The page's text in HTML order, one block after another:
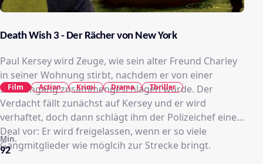
Death Wish 3 - Der Rächer von New York
Paul Kersey wird Zeuge, wie sein alter Freund Charley
in seiner Wohnung stirbt, nachdem er von einer
Straßengang zusammengeschlagen wurde. Der
Verdacht fällt zunächst auf Kersey und er wird
verhaftet, doch dann schlägt ihm der Polizeichef einen
Deal vor: Er wird freigelassen, wenn er so viele
Gangmitglieder wie möglcih zur Strecke bringt.
92
Min.
Film Action Krimi Drama Thriller